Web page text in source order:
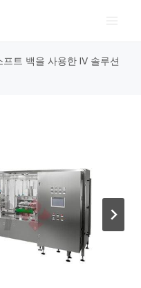
트 백을 사용한 IV 솔루션